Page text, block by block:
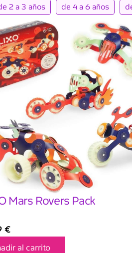
2 a 3 años de 4 a 6 años
Mars Rovers Pack
€
al carrito